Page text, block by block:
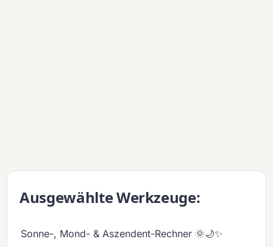
Ausgewählte Werkzeuge:
Sonne-, Mond- & Aszendent-Rechner 🌞🌙✨